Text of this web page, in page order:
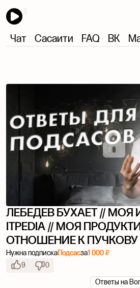
Чат Сасаити FAQ ВК
ЛЕБЕДЕВ БУХАЕТ // МОЯ
ITPEDIA // МОЯ
ОТНОШЕНИЕ К ПУЧКОВУ
Нужна подпискаПодсасза1 000 ₽
9
0
Ответы на